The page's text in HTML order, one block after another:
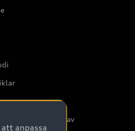
anpassa
påverkas min bil av